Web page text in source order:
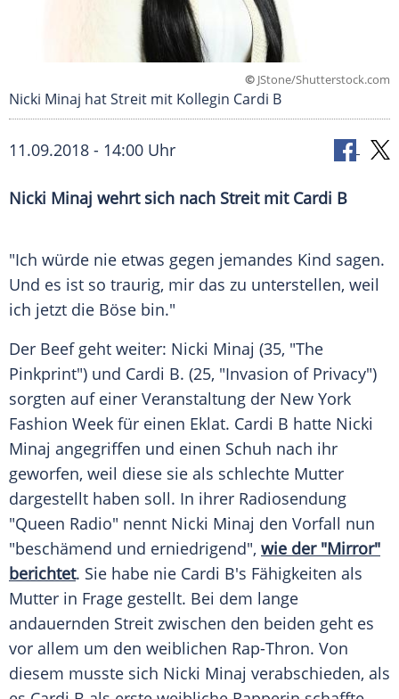
© JStone/Shutterstock.com
Nicki Minaj hat Streit mit Kollegin Cardi B
11.09.2018 - 14:00 Uhr
Nicki Minaj wehrt sich nach Streit mit Cardi B
"Ich würde nie etwas gegen jemandes Kind sagen.
Und es ist so traurig, mir das zu unterstellen, weil
ich jetzt die Böse bin."
Der Beef geht weiter: Nicki Minaj (35, "The
Pinkprint") und Cardi B. (25, "Invasion of Privacy")
sorgten auf einer Veranstaltung der New York
Fashion Week für einen Eklat. Cardi B hatte Nicki
Minaj angegriffen und einen Schuh nach ihr
geworfen, weil diese sie als schlechte Mutter
dargestellt haben soll. In ihrer Radiosendung
"Queen Radio" nennt Nicki Minaj den Vorfall nun
"beschämend und erniedrigend", wie der "Mirror"
berichtet. Sie habe nie Cardi B's Fähigkeiten als
Mutter in Frage gestellt. Bei dem lange
andauernden Streit zwischen den beiden geht es
vor allem um den weiblichen Rap-Thron. Von
diesem musste sich Nicki Minaj verabschieden, als